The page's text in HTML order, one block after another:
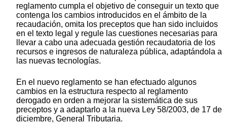
reglamento cumpla el objetivo de conseguir un texto que
contenga los cambios introducidos en el ámbito de la
recaudación, omita los preceptos que han sido incluidos
en el texto legal y regule las cuestiones necesarias para
llevar a cabo una adecuada gestión recaudatoria de los
recursos e ingresos de naturaleza pública, adaptándola a
las nuevas tecnologías.
En el nuevo reglamento se han efectuado algunos
cambios en la estructura respecto al reglamento
derogado en orden a mejorar la sistemática de sus
preceptos y a adaptarlo a la nueva Ley 58/2003, de 17 de
diciembre, General Tributaria.